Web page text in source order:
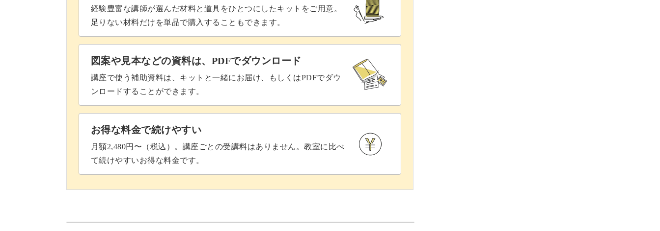
経験豊富な講師が選んだ材料と道具をひとつにしたキットをご用意。
足りない材料だけを単品で購入することもできます。
図案や見本などの資料は、PDFでダウンロード
講座で使う補助資料は、キットと一緒にお届け、もしくはPDFでダウ
ンロードすることができます。
お得な料金で続けやすい
月額2,480円〜（税込）。講座ごとの受講料はありません。教室に比べ
て続けやすいお得な料金です。